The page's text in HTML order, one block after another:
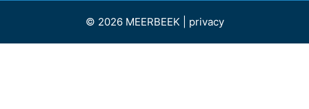
© 2026 MEERBEEK | privacy